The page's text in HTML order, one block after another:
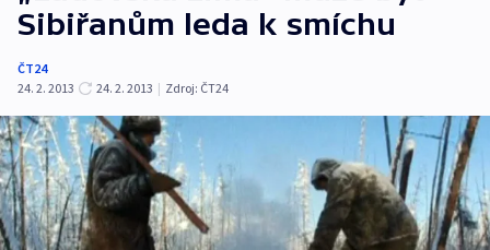
Sibiřanům leda k smíchu
ČT24
24. 2. 2013
24. 2. 2013 | Zdroj: ČT24